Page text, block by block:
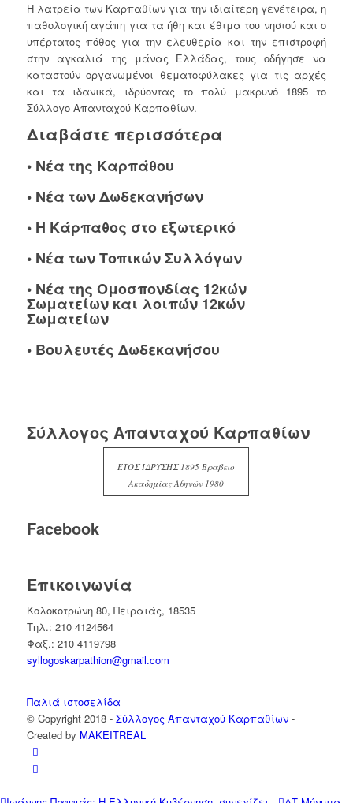
Η λατρεία των Καρπαθίων για την ιδιαίτερη γενέτειρα, η
παθολογική αγάπη για τα ήθη και έθιμα του νησιού και ο
υπέρτατος πόθος για την ελευθερία και την επιστροφή
στην αγκαλιά της μάνας Ελλάδας, τους οδήγησε να
καταστούν οργανωμένοι θεματοφύλακες για τις αρχές
και τα ιδανικά, ιδρύοντας το πολύ μακρυνό 1895 το
Σύλλογο Απανταχού Καρπαθίων.
Διαβάστε περισσότερα
• Νέα της Καρπάθου
• Νέα των Δωδεκανήσων
• Η Κάρπαθος στο εξωτερικό
• Νέα των Τοπικών Συλλόγων
• Νέα της Ομοσπονδίας 12κών
Σωματείων και λοιπών 12κών
Σωματείων
• Βουλευτές Δωδεκανήσου
Σύλλογος Απανταχού Καρπαθίων
ΕΤΟΣ ΙΔΡΥΣΗΣ 1895 Βραβείο
Ακαδημίας Αθηνών 1980
Facebook
Επικοινωνία
Κολοκοτρώνη 80, Πειραιάς, 18535
Τηλ.: 210 4124564
Φαξ.: 210 4119798
syllogoskarpathion@gmail.com
Παλιά ιστοσελίδα
© Copyright 2018 - Σύλλογος Απανταχού Καρπαθίων-
Created by MAKEITREAL